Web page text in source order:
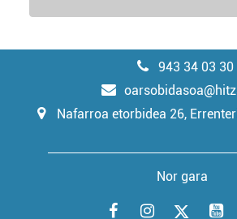
943 34 03 30
Nafarroa etorbidea 26,
Nor gara